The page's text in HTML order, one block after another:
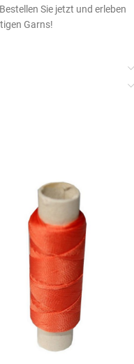
Sie jetzt und erleben
Garns!